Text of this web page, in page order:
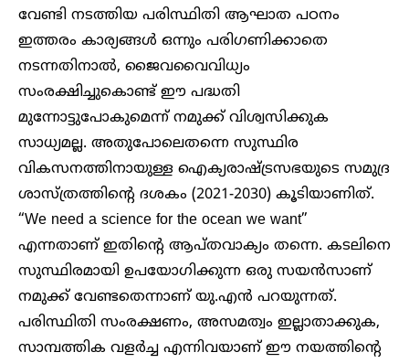
വേണ്ടി നടത്തിയ പരിസ്ഥിതി ആഘാത പഠനം
ഇത്തരം കാര്യങ്ങൾ ഒന്നും പരിഗണിക്കാതെ
നടന്നതിനാൽ, ജൈവവൈവിധ്യം
സംരക്ഷിച്ചുകൊണ്ട് ഈ പദ്ധതി
മുന്നോട്ടുപോകുമെന്ന് നമുക്ക്‌ വിശ്വസിക്കുക
സാധ്യമല്ല. അതുപോലെതന്നെ സുസ്ഥിര
വികസനത്തിനായുള്ള ഐക്യരാഷ്ട്രസഭയുടെ സമുദ്ര
ശാസ്ത്രത്തിന്റെ ദശകം (2021-2030) കൂടിയാണിത്.
“We need a science for the ocean we want”
എന്നതാണ് ഇതിന്റെ ആപ്തവാക്യം തന്നെ. കടലിനെ
സുസ്ഥിരമായി ഉപയോഗിക്കുന്ന ഒരു സയൻസാണ്
നമുക്ക് വേണ്ടതെന്നാണ് യു.എൻ പറയുന്നത്.
പരിസ്ഥിതി സംരക്ഷണം, അസമത്വം ഇല്ലാതാക്കുക,
സാമ്പത്തിക വളർച്ച എന്നിവയാണ് ഈ നയത്തിന്റെ